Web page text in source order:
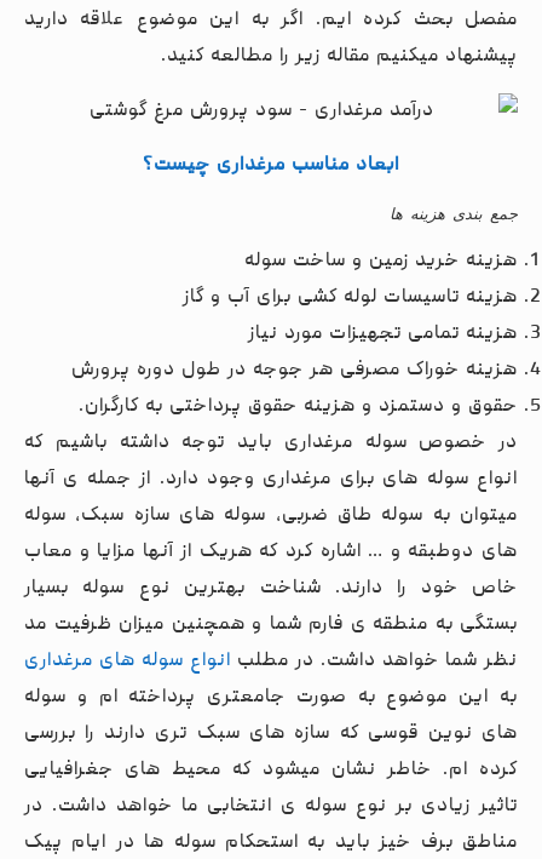
مفصل بحث کرده ایم. اگر به این موضوع علاقه دارید
پیشنهاد میکنیم مقاله زیر را مطالعه کنید.
ابعاد مناسب مرغداری چیست؟
جمع بندی هزینه ها
هزینه خرید زمین و ساخت سوله
هزینه تاسیسات لوله کشی برای آب و گاز
هزینه تمامی تجهیزات مورد نیاز
هزینه خوراک مصرفی هر جوجه در طول دوره پرورش
حقوق و دستمزد و هزینه حقوق پرداختی به کارگران.
در خصوص سوله مرغداری باید توجه داشته باشیم که
انواع سوله های برای مرغداری وجود دارد. از جمله ی آنها
میتوان به سوله طاق ضربی، سوله های سازه سبک، سوله
های دوطبقه و … اشاره کرد که هریک از آنها مزایا و معاب
خاص خود را دارند. شناخت بهترین نوع سوله بسیار
بستگی به منطقه ی فارم شما و همچنین میزان ظرفیت مد
نظر شما خواهد داشت. در مطلب انواع سوله های مرغداری
به این موضوع به صورت جامعتری پرداخته ام و سوله
های نوین قوسی که سازه های سبک تری دارند را بررسی
کرده ام. خاطر نشان میشود که محیط های جغرافیایی
تاثیر زیادی بر نوع سوله ی انتخابی ما خواهد داشت. در
مناطق برف خیز باید به استحکام سوله ها در ایام پیک